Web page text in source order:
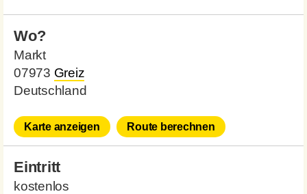
Wo?
Markt
07973 Greiz
Deutschland
Karte anzeigen Route berechnen
Eintritt
kostenlos